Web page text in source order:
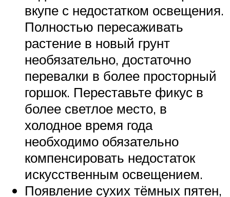
вкупе с недостатком освещения.
Полностью пересаживать
растение в новый грунт
необязательно, достаточно
перевалки в более просторный
горшок. Переставьте фикус в
более светлое место, в
холодное время года
необходимо обязательно
компенсировать недостаток
искусственным освещением.
Появление сухих тёмных пятен,